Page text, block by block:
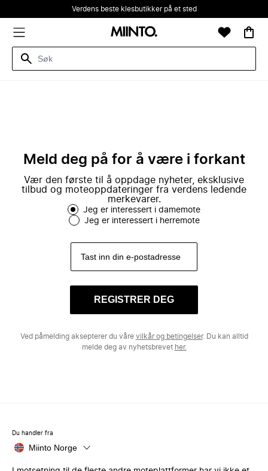
Verdens beste klesbutikker på et sted
Meld deg på for å være i forkant
Vær den første til å oppdage nyheter, eksklusive
tilbud og moteoppdateringer fra verdens ledende
merkevarer.
Jeg er interessert i damemote
Jeg er interessert i herremote
REGISTRER DEG
Ved påmelding aksepterer du våre vilkår og betingelser. Du kan alltid
melde deg av nyhetsbrevet her.
Du handler fra
Miinto Norge